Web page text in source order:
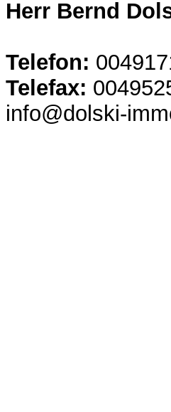
Herr Bernd
Telefon:
Telefax:
info@dolski-